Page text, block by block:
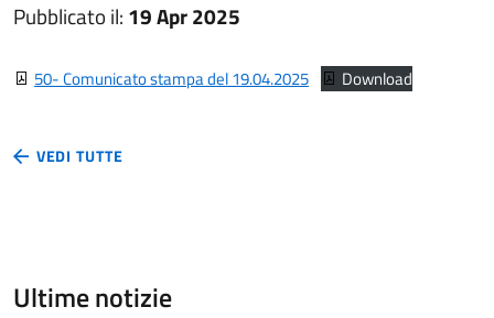
Pubblicato il: 19 Apr 2025
50- Comunicato stampa del 19.04.2025 Download
VEDI TUTTE
Ultime notizie